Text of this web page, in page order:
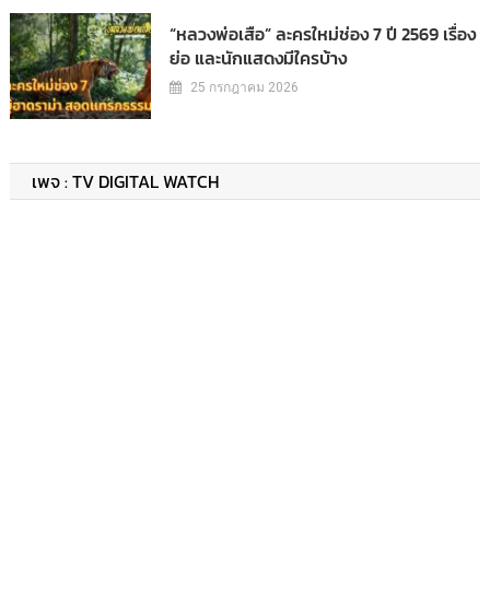
“หลวงพ่อเสือ” ละครใหม่ช่อง 7 ปี 2569 เรื่อง
ย่อ และนักแสดงมีใครบ้าง
25 กรกฎาคม 2026
เพจ : TV DIGITAL WATCH